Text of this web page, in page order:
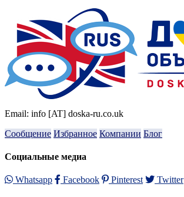
Email: info [AT] doska-ru.co.uk
Сообщение Избранное Компании Блог
Социальные медиа
Whatsapp Facebook Pinterest Twitter